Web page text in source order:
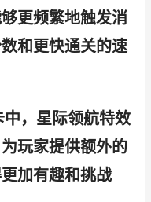
更频繁地触发消
和更快通关的速
，星际领航特效
玩家提供额外的
加有趣和挑战